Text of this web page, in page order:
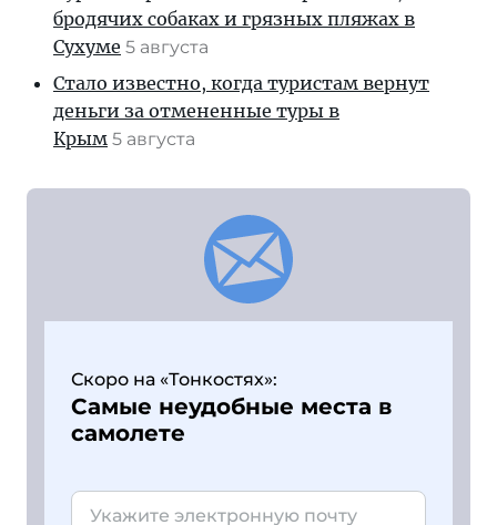
бродячих собаках и грязных пляжах в
Сухуме 5 августа
Стало известно, когда туристам вернут
деньги за отмененные туры в
Крым 5 августа
Скоро на «Тонкостях»:
Самые неудобные места в
самолете